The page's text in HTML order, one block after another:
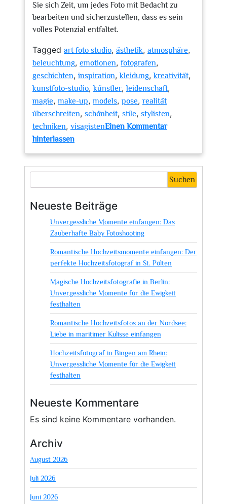
Sie sich Zeit, um jedes Foto mit Bedacht zu
bearbeiten und sicherzustellen, dass es sein
volles Potenzial entfaltet.
Tagged art foto studio, ästhetik, atmosphäre,
beleuchtung, emotionen, fotografen,
geschichten, inspiration,kleidung,kreativität,
kunstfoto-studio,künstler,leidenschaft,
magie, make-up, models, pose, realität
überschreiten, schönheit, stile, stylisten,
techniken, visagistenEinen Kommentar
hinterlassenzu
Das
Art
Studio
–
Wo
Ästhetik
und
Kreativität
verschmelzen
Suchen
Neueste Beiträge
Unvergessliche Momente einfangen: Das
Zauberhafte Baby Fotoshooting
Romantische Hochzeitsmomente einfangen: Der
perfekte Hochzeitsfotograf in St. Pölten
Magische Hochzeitsfotografie in Berlin:
Unvergessliche Momente für die Ewigkeit
festhalten
Romantische Hochzeitsfotos an der Nordsee:
Liebe in maritimer Kulisse einfangen
Hochzeitsfotograf in Bingen am Rhein:
Unvergessliche Momente für die Ewigkeit
festhalten
Neueste Kommentare
Es sind keine Kommentare vorhanden.
Archiv
August 2026
Juli 2026
Juni 2026